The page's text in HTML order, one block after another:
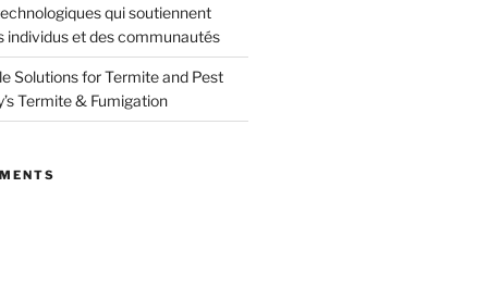
qui soutiennent
individus et des communautés
Solutions for Termite and Pest
Termite & Fumigation